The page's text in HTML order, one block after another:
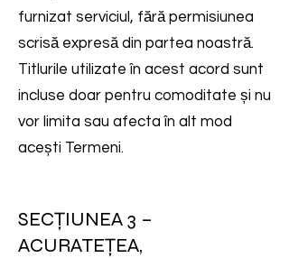
furnizat serviciul, fără permisiunea
scrisă expresă din partea noastră.
Titlurile utilizate în acest acord sunt
incluse doar pentru comoditate și nu
vor limita sau afecta în alt mod
acești Termeni.
SECȚIUNEA 3 –
ACURATEȚEA,